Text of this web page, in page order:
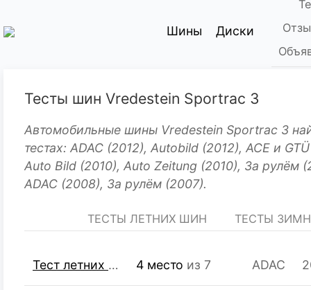
Шины Диски
Тесты шин Vredestein Sportrac 3
Автомобильные шины Vredestein Sportrac 3
тестах: ADAC (2012), Autobild (2012), ACE и
Auto Bild (2010), Auto Zeitung (2010), За рулём
ADAC (2008), За рулём (2007).
ТЕСТЫ ЛЕТНИХ ШИН ТЕСТЫ
Тест летних шин для внедорожников R16 215/65 4 место из 7 ADAC